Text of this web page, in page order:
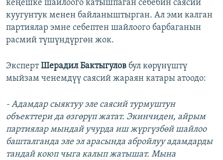
кеңешке шайлоого катышпаган себебин саясий
куугунтук менен байланыштырган. Ал эми калган
партиялар эмне себептен шайлоого барбаганын
расмий түшүндүргөн жок.
ЭкспертШерадил Бактыгулов бул көрүнүштү
мыйзам ченемдүү саясий жараян катары атоодо:
- Адамдар сыяктуу эле саясий турмуштун
объекттери да өзгөрүп жатат. Экинчиден, айрым
партиялар мындай учурда иш жүргүзбөй шайлоо
башталганда эле эл арасында абройлуу адамдарды
тандай коюп чыга калып жатышат. Мына